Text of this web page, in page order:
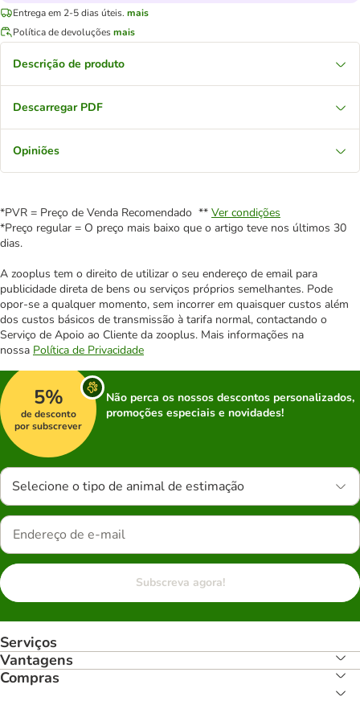
Entrega em 2-5 dias úteis. mais
Política de devoluçõesmais
Descrição de produto
Descarregar PDF
Opiniões
*PVR = Preço de Venda Recomendado ** Ver condições
*Preço regular = O preço mais baixo que o artigo teve nos últimos 30
dias.
A zooplus tem o direito de utilizar o seu endereço de email para
publicidade direta de bens ou serviços próprios semelhantes. Pode
opor-se a qualquer momento, sem incorrer em quaisquer custos além
dos custos básicos de transmissão à tarifa normal, contactando o
Serviço de Apoio ao Cliente da zooplus. Mais informações na
nossa Política de Privacidade
5%
de desconto
por subscrever
Não perca os nossos descontos personalizados,
promoções especiais e novidades!
Selecione o tipo de animal de estimação
Subscreva agora!
Serviços
Vantagens
Compras